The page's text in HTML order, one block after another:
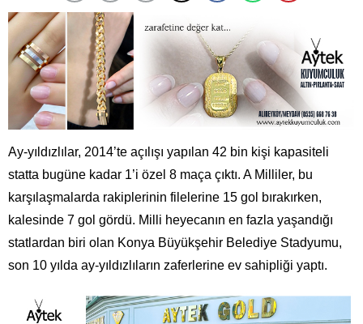
Ay-yıldızlılar, 2014’te açılışı yapılan 42 bin kişi kapasiteli
statta bugüne kadar 1’i özel 8 maça çıktı. A Milliler, bu
karşılaşmalarda rakiplerinin filelerine 15 gol bırakırken,
kalesinde 7 gol gördü. Milli heyecanın en fazla yaşandığı
statlardan biri olan Konya Büyükşehir Belediye Stadyumu,
son 10 yılda ay-yıldızlıların zaferlerine ev sahipliği yaptı.